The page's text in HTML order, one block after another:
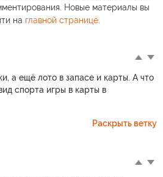
Новые материалы вы
на главной странице.
а ещё лото в запасе и карты. А что
спорта игры в карты в
Раскрыть ветку